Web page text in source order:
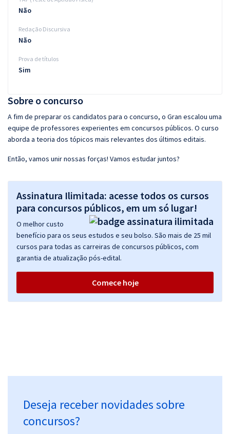
Sobre o concurso
A fim de preparar os candidatos para o concurso, o Gran escalou uma
equipe de professores experientes em concursos públicos. O curso
aborda a teoria dos tópicos mais relevantes dos últimos editais.
Então, vamos unir nossas forças! Vamos estudar juntos?
Assinatura Ilimitada: acesse todos os cursos
para concursos públicos, em um só lugar!
O melhor custo
benefício para os seus estudos e seu bolso. São mais de 25 mil
cursos para todas as carreiras de concursos públicos, com
garantia de atualização pós-edital.
Comece hoje
Deseja receber novidades sobre
concursos?
Não
Redação Discursiva
Não
Prova de títulos
Sim